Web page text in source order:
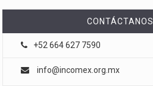
CONTÁCTANOS
+52 664 627 7590
info@incomex.org.mx